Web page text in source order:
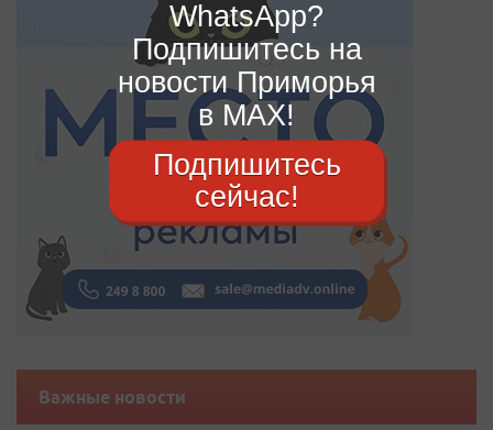
Важные новости
WhatsApp?
Подпишитесь на
новости Приморья
в MAX!
Подпишитесь
сейчас!